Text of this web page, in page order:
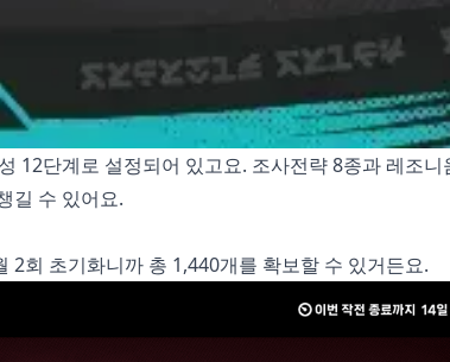
12단계로 설정되어 있고요. 조사전략 8종과 레조
길 수 있어요.
2회 초기화니까 총 1,440개를 확보할 수 있거든요.